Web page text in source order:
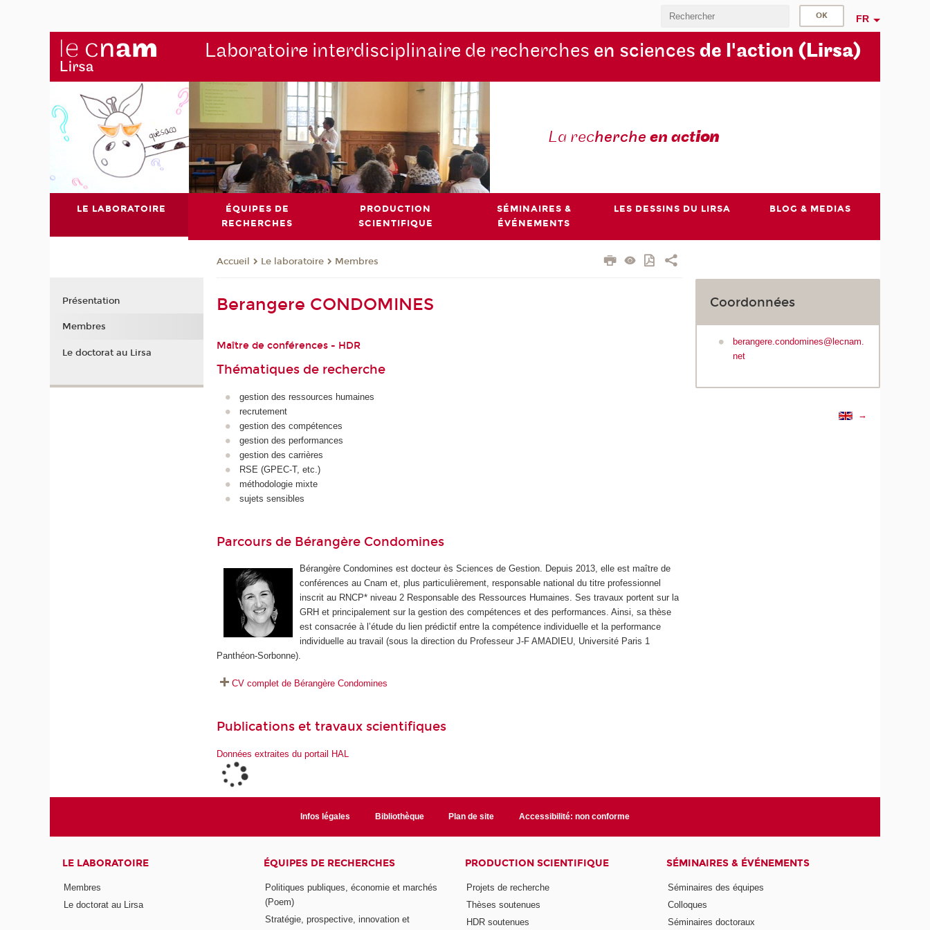
FR
Laboratoire interdisciplinaire de recherches en sciences de l'action (Lirsa)
La recherche en action
LE LABORATOIRE
ÉQUIPES DE
RECHERCHES
PRODUCTION
SCIENTIFIQUE
SÉMINAIRES &
ÉVÉNEMENTS
LES DESSINS DU LIRSA BLOG & MEDIAS
Accueil Le laboratoire Membres
Berangere CONDOMINES
Maître de conférences - HDR
Thématiques de recherche
gestion des ressources humaines
recrutement
gestion des compétences
gestion des performances
gestion des carrières
RSE (GPEC-T, etc.)
méthodologie mixte
sujets sensibles
Parcours de Bérangère Condomines
Bérangère Condomines est docteur ès Sciences de Gestion. Depuis 2013, elle est maître de
conférences au Cnam et, plus particulièrement, responsable national du titre professionnel
inscrit au RNCP* niveau 2 Responsable des Ressources Humaines. Ses travaux portent sur la
GRH et principalement sur la gestion des compétences et des performances. Ainsi, sa thèse
est consacrée à l’étude du lien prédictif entre la compétence individuelle et la performance
individuelle au travail (sous la direction du Professeur J-F AMADIEU, Université Paris 1
Panthéon-Sorbonne).
CV complet de Bérangère Condomines
Publications et travaux scientifiques
Données extraites du portail HAL
Coordonnées
berangere.condomines@lecnam.
net
→
Présentation
Membres
Le doctorat au Lirsa
Infos légales Bibliothèque Plan de site Accessibilité: non conforme
LE LABORATOIRE
Membres
Le doctorat au Lirsa
ÉQUIPES DE RECHERCHES
Politiques publiques, économie et marchés
(Poem)
Stratégie, prospective, innovation et
PRODUCTION SCIENTIFIQUE
Projets de recherche
Thèses soutenues
HDR soutenues
SÉMINAIRES & ÉVÉNEMENTS
Séminaires des équipes
Colloques
Séminaires doctoraux